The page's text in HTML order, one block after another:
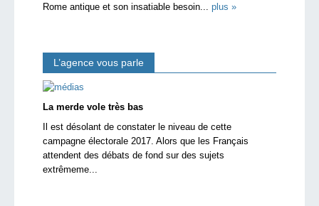
Rome antique et son insatiable besoin... plus »
L’agence vous parle
La merde vole très bas
Il est désolant de constater le niveau de cette
campagne électorale 2017. Alors que les Français
attendent des débats de fond sur des sujets
extrêmeme...